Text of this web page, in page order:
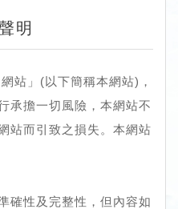
明
站」(以下簡稱本網站)，
承擔一切風險，本網站不
站而引致之損失。本網站
確性及完整性，但內容如